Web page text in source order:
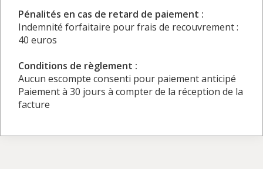
Pénalités en cas de retard de paiement :
Indemnité forfaitaire pour frais de recouvrement :
40 euros
Conditions de règlement :
Aucun escompte consenti pour paiement anticipé
Paiement à 30 jours à compter de la réception de la
facture